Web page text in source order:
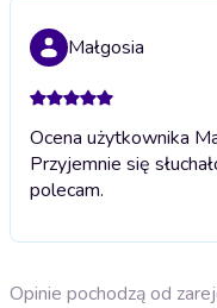
Małgosia
Ocena użytkownika
Przyjemnie się
polecam.
Opinie pochodzą od